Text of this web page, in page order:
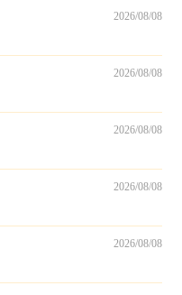
2026/08/08
2026/08/08
2026/08/08
2026/08/08
2026/08/08